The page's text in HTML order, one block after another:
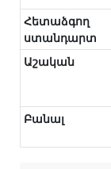
Հետաձգող
ստանդարտ
Աշական
Բանալ